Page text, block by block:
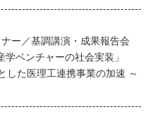
ー／基調講演・成果報告会
チャーの社会実装」
医理工連携事業の加速 ～